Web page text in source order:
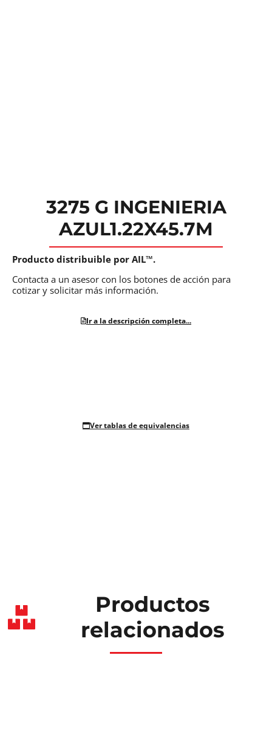
3275 G INGENIERIA
AZUL1.22X45.7M
Producto distribuible por AIL™.
Contacta a un asesor con los botones de acción para
cotizar y solicitar más información.
Ir a la descripción completa...
Ver tablas de equivalencias
Productos
relacionados